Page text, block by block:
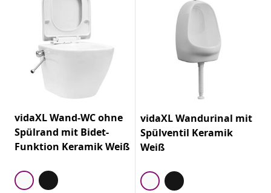
vidaXL Wand-WC ohne
Spülrand mit Bidet-
Funktion Keramik Weiß
vidaXL Wandurinal mit
Spülventil Keramik
Weiß